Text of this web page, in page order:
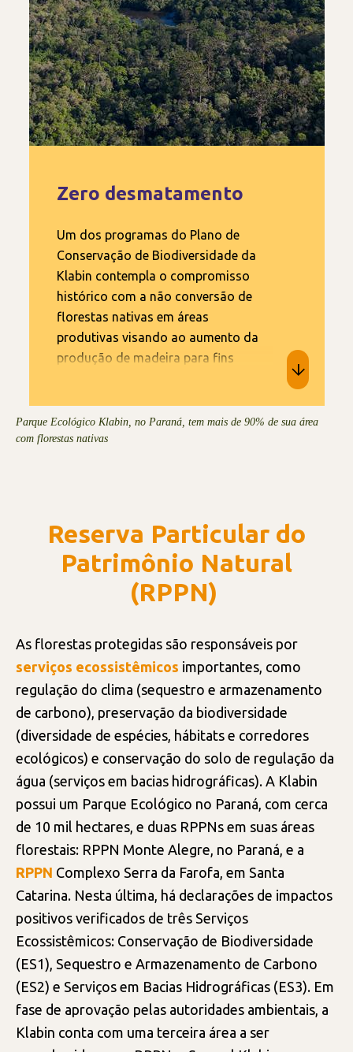
Zero desmatamento
Um dos programas do Plano de
Conservação de Biodiversidade da
Klabin contempla o compromisso
histórico com a não conversão de
florestas nativas em áreas
produtivas visando ao aumento da
produção de madeira para fins
nos parâmetros de certificação FSC e
na Declaração Zero Desmatamento
(EUDR), em 2023, trouxe novos
desafios à Klabin, que registrou
avanços importantes nos processos
internos para otimizar a
rastreabilidade da origem da madeira
destinados a países europeus.
Parque Ecológico Klabin, no Paraná, tem mais de 90% de sua área
com florestas nativas
Reserva Particular do
Patrimônio Natural
(RPPN)
As florestas protegidas são responsáveis por
serviços ecossistêmicos importantes, como
regulação do clima (sequestro e armazenamento
de carbono), preservação da biodiversidade
(diversidade de espécies, hábitats e corredores
ecológicos) e conservação do solo de regulação da
água (serviços em bacias hidrográficas). A Klabin
possui um Parque Ecológico no Paraná, com cerca
de 10 mil hectares, e duas RPPNs em suas áreas
florestais: RPPN Monte Alegre, no Paraná, e a
RPPN Complexo Serra da Farofa, em Santa
Catarina. Nesta última, há declarações de impactos
positivos verificados de três Serviços
Ecossistêmicos: Conservação de Biodiversidade
(ES1), Sequestro e Armazenamento de Carbono
(ES2) e Serviços em Bacias Hidrográficas (ES3). Em
fase de aprovação pelas autoridades ambientais, a
Klabin conta com uma terceira área a ser